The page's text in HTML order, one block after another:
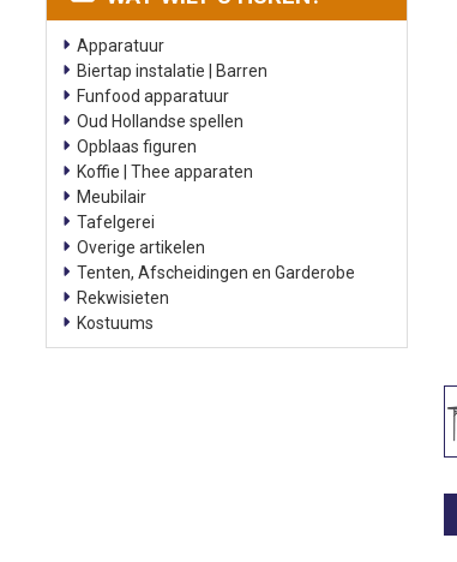
Over ons
Contact
zoeken
Apparatuur
Biertap instalatie | Barren
Funfood apparatuur
Oud Hollandse spellen
Opblaas figuren
Koffie | Thee apparaten
Meubilair
Tafelgerei
Overige artikelen
Tenten, Afscheidingen en Garderobe
Rekwisieten
Kostuums